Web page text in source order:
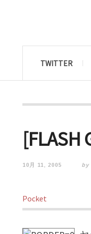
TWITTER
[FLASH
10月 11, 2005 by
Pocket